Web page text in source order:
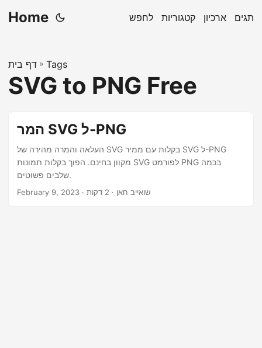
Home לחפש קטגוריות ארכיון תגים
דף בית » Tags
SVG to PNG Free
המר SVG ל-PNG
העלאה והמרה מהירה של SVG בקלות עם ממיר SVG ל-PNG
מקוון בחינם. הפוך בקלות תמונות SVG לפורמט PNG בכמה
שלבים פשוטים.
February 9, 2023 · שואייב חאן · 2 דקות